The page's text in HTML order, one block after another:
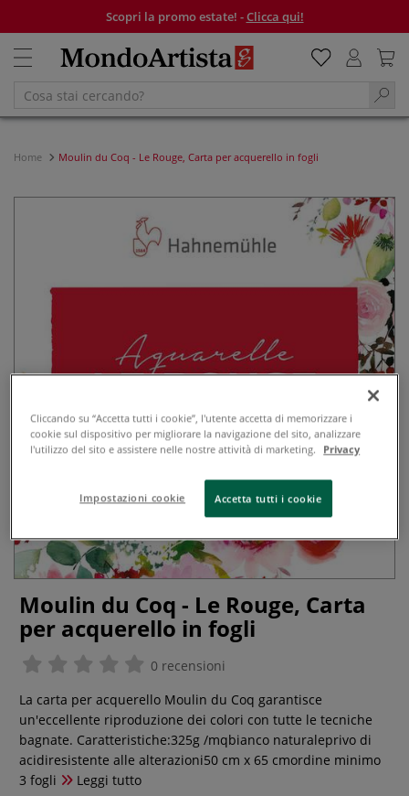
Scopri la promo estate! -Clicca qui!
Home Moulin du Coq - Le Rouge, Carta per acquerello in fogli
Moulin du Coq - Le Rouge, Carta
per acquerello in fogli
0 recensioni
La carta per acquerello Moulin du Coq garantisce
un'eccellente riproduzione dei colori con tutte le tecniche
bagnate. Caratteristiche:325g /mqbianco naturaleprivo di
acidiresistente alle alterazioni50 cm x 65 cmordine minimo
3 fogli
Leggi tutto
Cliccando su “Accetta tutti i cookie”, l'utente accetta di memorizzare i
cookie sul dispositivo per migliorare la navigazione del sito, analizzare
l'utilizzo del sito e assistere nelle nostre attività di marketing.
Privacy
Impostazioni cookie Accetta tutti i cookie